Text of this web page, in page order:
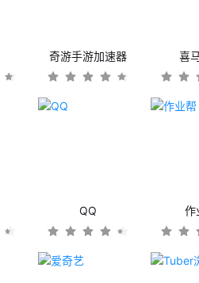
奇游手游加速器 喜
QQ 作